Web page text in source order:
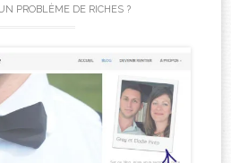
PROBLÈME DE RICHES ?